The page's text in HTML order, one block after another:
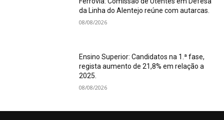
da Linha do Alentejo reúne com autarcas.
08/08/2026
Ensino Superior: Candidatos na 1.ª fase,
regista aumento de 21,8% em relação a
2025.
08/08/2026